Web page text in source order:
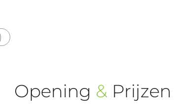
Opening & Prijzen